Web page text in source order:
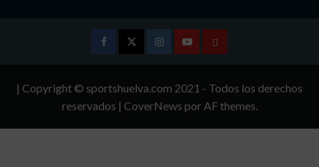
InstagramYoutubeTÉRMINOS
CONDICIONES
| Copyright © sportshuelva.com 2021 - Todos los derechos
reservados | CoverNews por AF themes.